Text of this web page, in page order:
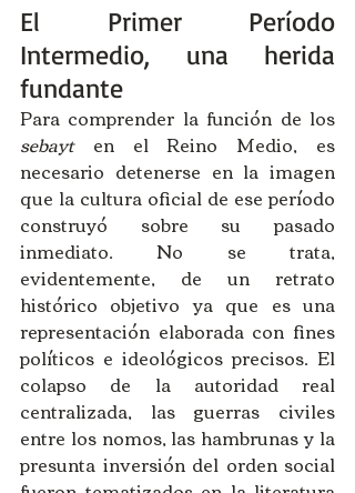
El Primer Período
Intermedio, una herida
fundante
sebayt en el Reino Medio, es
necesario detenerse en la imagen
que la cultura oficial de ese período
construyó sobre su pasado
inmediato. No se trata,
evidentemente, de un retrato
histórico objetivo ya que es una
representación elaborada con fines
políticos e ideológicos precisos. El
colapso de la autoridad real
centralizada, las guerras civiles
entre los nomos, las hambrunas y la
presunta inversión del orden social